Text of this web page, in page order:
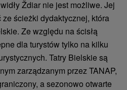
Ždiar nie jest możliwe. Jej
ze ścieżki dydaktycznej, która
Ze względu na ścisłą
dla turystów tylko na kilku
Tatry Bielskie są
zarządzanym przez TANAP,
a sezonowo otwarte